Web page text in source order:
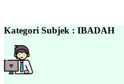
Kategori Subjek : IBADAH